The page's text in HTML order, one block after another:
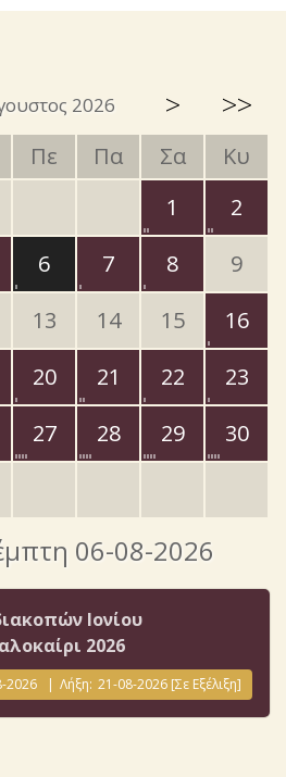
2026 > >>
Πε Πα Σα
Κυ
1
2
6 7 8
9
13 14 15
16
20 21 22
23
27 28 29
30
06-08-2026
Ιονίου
2026
2026 | Λήξη: 21-08-2026 [Σε Εξέλιξη]